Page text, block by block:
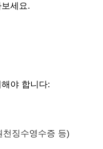
세요.
야 합니다:
징수영수증 등)